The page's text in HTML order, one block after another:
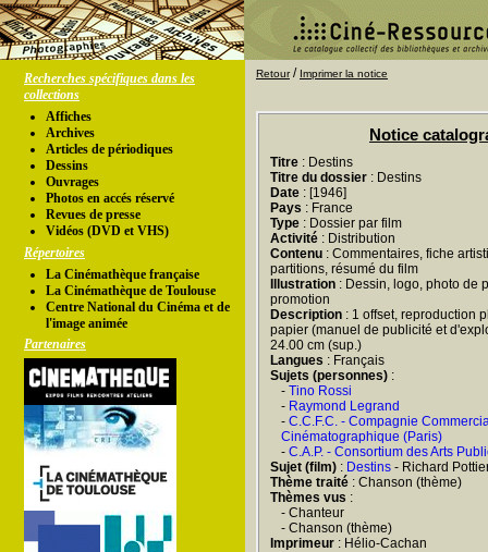
Recherches spécifiques dans les
collections
Affiches
Archives
Articles de périodiques
Dessins
Ouvrages
Photos en accés réservé
Revues de presse
Vidéos (DVD et VHS)
Répertoires
La Cinémathèque française
La Cinémathèque de Toulouse
Centre National du Cinéma et de
l'image animée
Partenaires
Retour/ Imprimer la notice
Notice
Titre : Destins
Titre du dossier : Destins
Date : [1946]
Pays : France
Type : Dossier par film
Activité : Distribution
Contenu : Commentaires, fiche
partitions, résumé du film
Illustration : Dessin, logo, photo de
promotion
Description : 1 offset, reproduction
papier (manuel de publicité et
24.00 cm (sup.)
Langues : Français
Sujets (personnes) :
- Tino Rossi
- Raymond Legrand
- C.C.F.C. - Compagnie
Cinématographique (Paris)
- C.A.P. - Consortium des Arts
Sujet (film) : Destins - Richard
Thème traité : Chanson (thème)
Thèmes vus :
- Chanteur
- Chanson (thème)
Imprimeur : Hélio-Cachan